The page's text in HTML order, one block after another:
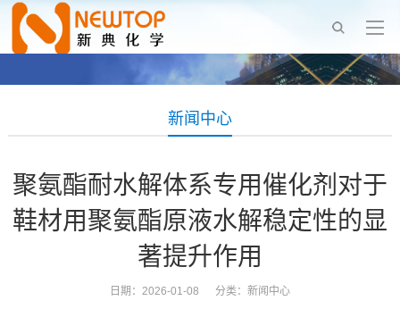
新闻中心
聚氨酯耐水解体系专用催化剂对于
鞋材用聚氨酯原液水解稳定性的显
著提升作用
日期：2026-01-08 分类： 新闻中心